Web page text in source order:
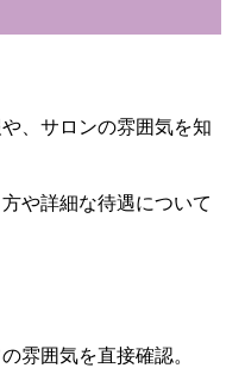
、サロンの雰囲気を知
や詳細な待遇について
雰囲気を直接確認。